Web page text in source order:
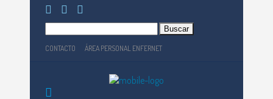
CONTACTO ÁREA PERSONAL ENFERNET